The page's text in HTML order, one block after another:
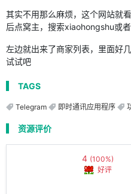
其实不用那么麻烦，这个网站就
后点窝主，搜索xiaohongshu或
左边就出来了商家列表，里面好
试试吧
TAGS
Telegram 即时通讯应用程序
资源评价
4 (100%)
好评